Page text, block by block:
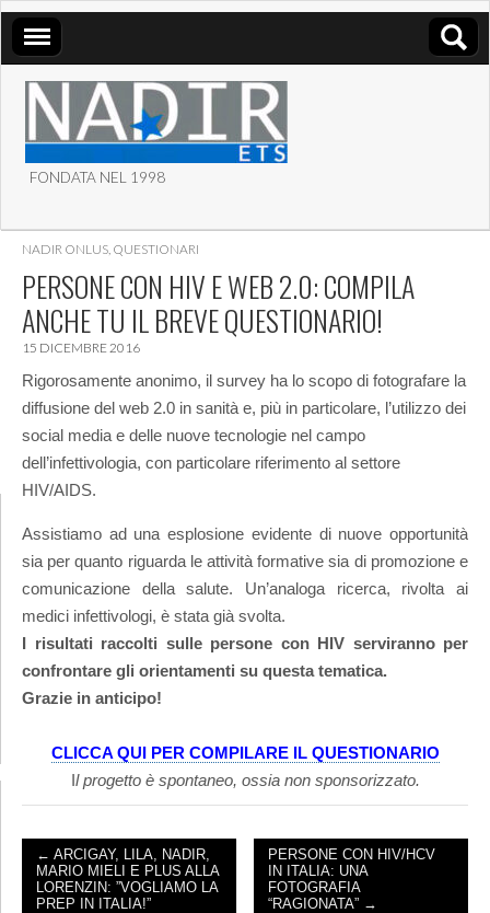
ASSOCIAZIONE NADIR
ETS
FONDATA NEL 1998
NADIR ONLUS, QUESTIONARI
PERSONE CON HIV E WEB 2.0: COMPILA
ANCHE TU IL BREVE QUESTIONARIO!
15 DICEMBRE 2016
Rigorosamente anonimo, il survey ha lo scopo di fotografare la
diffusione del web 2.0 in sanità e, più in particolare, l’utilizzo dei
social media e delle nuove tecnologie nel campo
dell’infettivologia, con particolare riferimento al settore
HIV/AIDS.
Assistiamo ad una esplosione evidente di nuove opportunità
sia per quanto riguarda le attività formative sia di promozione e
comunicazione della salute. Un’analoga ricerca, rivolta ai
medici infettivologi, è stata già svolta.
I risultati raccolti sulle persone con HIV serviranno per
confrontare gli orientamenti su questa tematica.
Grazie in anticipo!
CLICCA QUI PER COMPILARE IL QUESTIONARIO
Il progetto è spontaneo, ossia non sponsorizzato.
POST NAVIGATION
← ARCIGAY, LILA, NADIR,
MARIO MIELI E PLUS ALLA
LORENZIN: ”VOGLIAMO LA
PREP IN ITALIA!”
PERSONE CON HIV/HCV
IN ITALIA: UNA
FOTOGRAFIA
“RAGIONATA” →